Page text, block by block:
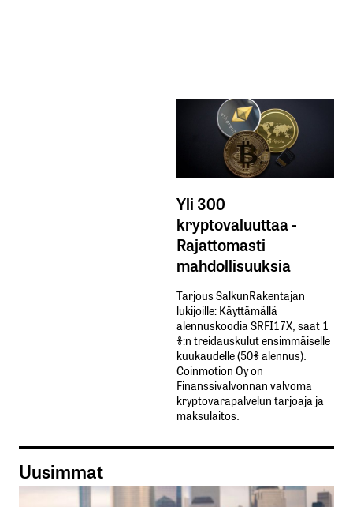
Yli 300
kryptovaluuttaa -
Rajattomasti
mahdollisuuksia
Tarjous SalkunRakentajan
lukijoille: Käyttämällä​ ​
alennuskoodia​ ​SRFI17X,​ ​saat​ ​1
%:n treidauskulut​ ​ensimmäiselle​ ​
kuukaudelle​ ​(50%​ ​alennus).
Coinmotion Oy on
Finanssivalvonnan valvoma
kryptovarapalvelun tarjoaja ja
maksulaitos.
Uusimmat